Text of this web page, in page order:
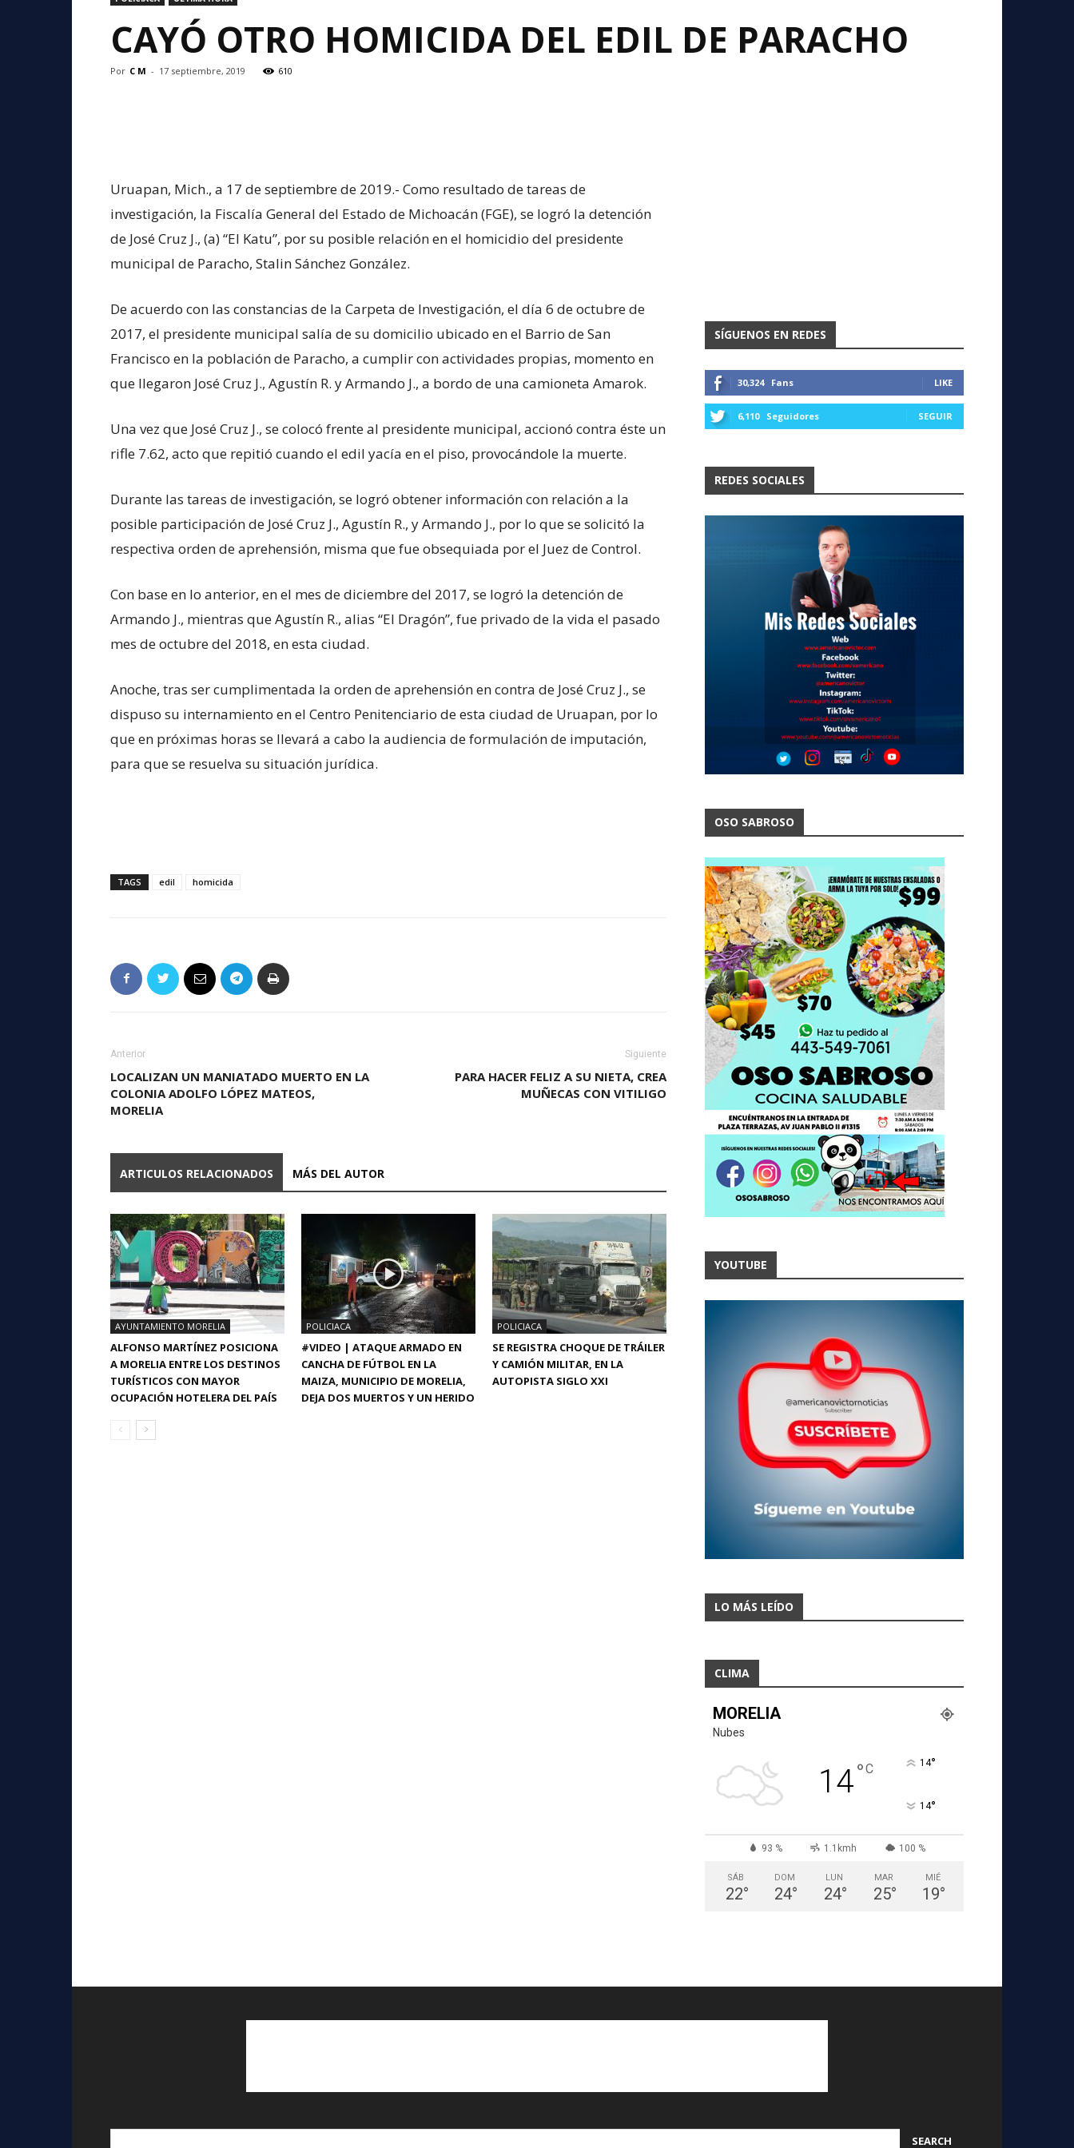
CAYÓ OTRO HOMICIDA DEL EDIL DE PARACHO
Por C M - 17 septiembre, 2019 610
Uruapan, Mich., a 17 de septiembre de 2019.- Como resultado de tareas de
investigación, la Fiscalía General del Estado de Michoacán (FGE), se logró la detención
de José Cruz J., (a) “El Katu”, por su posible relación en el homicidio del presidente
municipal de Paracho, Stalin Sánchez González.
De acuerdo con las constancias de la Carpeta de Investigación, el día 6 de octubre de
2017, el presidente municipal salía de su domicilio ubicado en el Barrio de San
Francisco en la población de Paracho, a cumplir con actividades propias, momento en
que llegaron José Cruz J., Agustín R. y Armando J., a bordo de una camioneta Amarok.
Una vez que José Cruz J., se colocó frente al presidente municipal, accionó contra éste un
rifle 7.62, acto que repitió cuando el edil yacía en el piso, provocándole la muerte.
Durante las tareas de investigación, se logró obtener información con relación a la
posible participación de José Cruz J., Agustín R., y Armando J., por lo que se solicitó la
respectiva orden de aprehensión, misma que fue obsequiada por el Juez de Control.
Con base en lo anterior, en el mes de diciembre del 2017, se logró la detención de
Armando J., mientras que Agustín R., alias “El Dragón”, fue privado de la vida el pasado
mes de octubre del 2018, en esta ciudad.
Anoche, tras ser cumplimentada la orden de aprehensión en contra de José Cruz J., se
dispuso su internamiento en el Centro Penitenciario de esta ciudad de Uruapan, por lo
que en próximas horas se llevará a cabo la audiencia de formulación de imputación,
para que se resuelva su situación jurídica.
TAGS edil homicida
Anterior
LOCALIZAN UN MANIATADO MUERTO EN LA
COLONIA ADOLFO LÓPEZ MATEOS,
MORELIA
Siguiente
PARA HACER FELIZ A SU NIETA, CREA
MUÑECAS CON VITILIGO
ARTICULOS RELACIONADOS MÁS DEL AUTOR
AYUNTAMIENTO MORELIA
ALFONSO MARTÍNEZ POSICIONA
A MORELIA ENTRE LOS DESTINOS
TURÍSTICOS CON MAYOR
OCUPACIÓN HOTELERA DEL PAÍS
POLICIACA
#VIDEO | ATAQUE ARMADO EN
CANCHA DE FÚTBOL EN LA
MAIZA, MUNICIPIO DE MORELIA,
DEJA DOS MUERTOS Y UN HERIDO
POLICIACA
SE REGISTRA CHOQUE DE TRÁILER
Y CAMIÓN MILITAR, EN LA
AUTOPISTA SIGLO XXI
SÍGUENOS EN REDES
30,324 Fans LIKE
6,110 Seguidores SEGUIR
REDES SOCIALES
OSO SABROSO
YOUTUBE
LO MÁS LEÍDO
CLIMA
MORELIA
Nubes
14°C 14°
14°
93 % 1.1kmh 100 %
SÁB
22°
DOM
24°
LUN
24°
MAR
25°
MIÉ
19°